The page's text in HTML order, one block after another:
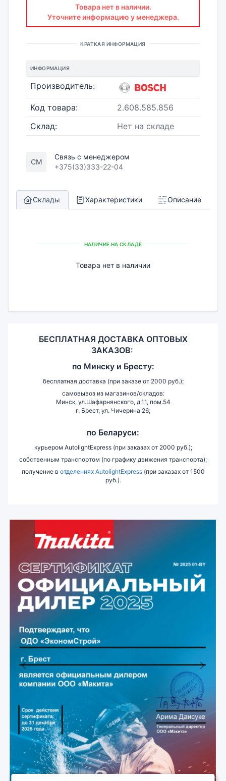
Товара нет в наличии.
Уточните информацию у менеджера.
КРАТКАЯ ИНФОРМАЦИЯ
ИНФОРМАЦИЯ
Производитель:
Код товара:
2.608.585.856
Склад:
Нет на складе
СМ
Связь с менеджером
+375(33)333-22-04
Склады Характеристики Описание
НАЛИЧИЕ НА СКЛАДЕ
Товара нет в наличии
БЕСПЛАТНАЯ ДОСТАВКА ОПТОВЫХ
ЗАКАЗОВ:
по Минску и Бресту:
бесплатная доставка (при заказе от 2000 руб.);
самовывоз из магазинов/складов:
Минск, ул.Шафарнянского, д.11, пом.54
г. Брест, ул. Чичерина 26;
по Беларуси:
курьером AutolightExpress (при заказах от 2000 руб.);
собственным транспортом (по графику движения транспорта);
получение в отделениях AutolightExpress(при заказах от 1500
руб.).
Previous Next